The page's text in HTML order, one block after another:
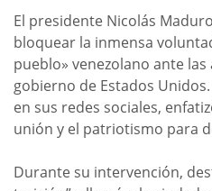
El presidente Nicolás
bloquear la inmensa
pueblo» venezolano ante
gobierno de Estados
en sus redes sociales,
unión y el patriotismo para
Durante su intervención,